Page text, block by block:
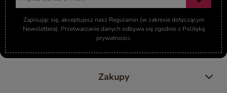
Zapisując się, akceptujesz nasz Regulamin (w zakresie dotyczącym
Newslettera). Przetwarzanie danych odbywa się zgodnie z Polityką
prywatności.
Zakupy